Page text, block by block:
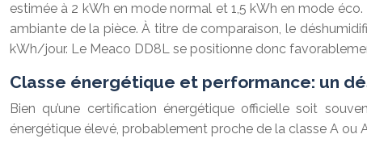
estimée à 2 kWh en mode normal et 1,5 kWh en mode
ambiante de la pièce. À titre de comparaison, le
kWh/jour. Le Meaco DD8L se positionne donc
Classe énergétique et performance: un
Bien qu’une certification énergétique officielle soit
énergétique élevé, probablement proche de la classe A ou